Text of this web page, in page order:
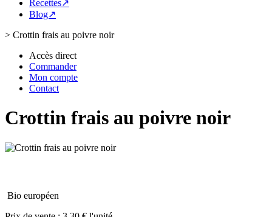
Recettes↗
Blog↗
> Crottin frais au poivre noir
Accès direct
Commander
Mon compte
Contact
Crottin frais au poivre noir
Bio européen